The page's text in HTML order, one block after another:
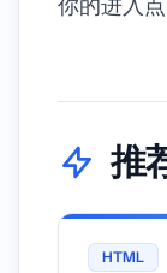
你的进入点
推
HTML